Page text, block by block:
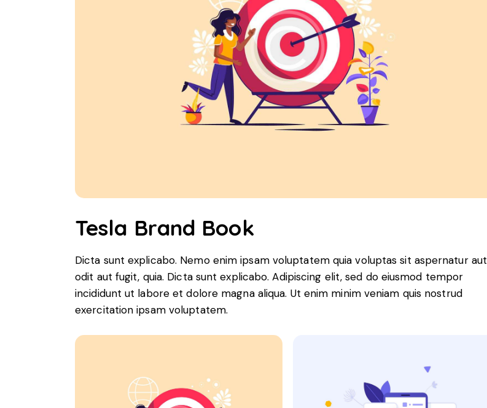
Tesla Brand Book
Dicta sunt explicabo. Nemo enim ipsam voluptatem quia voluptas sit aspernatur aut
odit aut fugit, quia. Dicta sunt explicabo. Adipiscing elit, sed do eiusmod tempor
incididunt ut labore et dolore magna aliqua. Ut enim minim veniam quis nostrud
exercitation ipsam voluptatem.